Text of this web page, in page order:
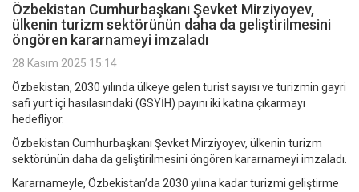
Özbekistan Cumhurbaşkanı Şevket Mirziyoyev,
ülkenin turizm sektörünün daha da geliştirilmesini
öngören kararnameyi imzaladı
28 Kasım 2025 15:14
Özbekistan, 2030 yılında ülkeye gelen turist sayısı ve turizmin gayri
safi yurt içi hasılasındaki (GSYİH) payını iki katına çıkarmayı
hedefliyor.
Özbekistan Cumhurbaşkanı Şevket Mirziyoyev, ülkenin turizm
sektörünün daha da geliştirilmesini öngören kararnameyi imzaladı.
Kararnameyle, Özbekistan’da 2030 yılına kadar turizmi geliştirme